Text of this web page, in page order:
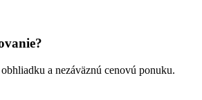
a nezáväznú cenovú ponuku.